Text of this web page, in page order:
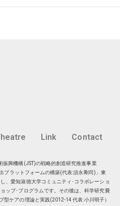
Link Contact
振興機構(JST)の戦略的創造研究推進事業
プラットフォームの構築(代表:須永剛司)」東
、愛知淑徳大学コミュニティ･コラボレーショ
ップ･プログラムです。その後は、科学研究費
型ケアの理論と実践(2012-14 代表:小川明子）